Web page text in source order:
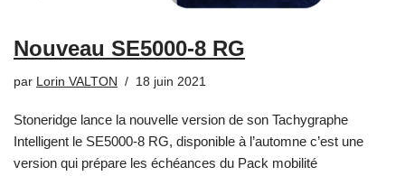
Nouveau SE5000-8 RG
par Lorin VALTON 18 juin 2021
Stoneridge lance la nouvelle version de son Tachygraphe
Intelligent le SE5000-8 RG, disponible à l’automne c’est une
version qui prépare les échéances du Pack mobilité